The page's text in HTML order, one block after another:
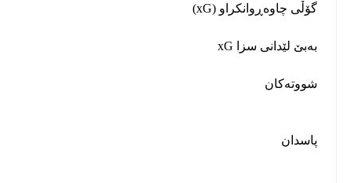
گۆڵی چاوەڕوانکراو (xG)
xG بەبێ لێدانی سزا
شووتەکان
پاسدان